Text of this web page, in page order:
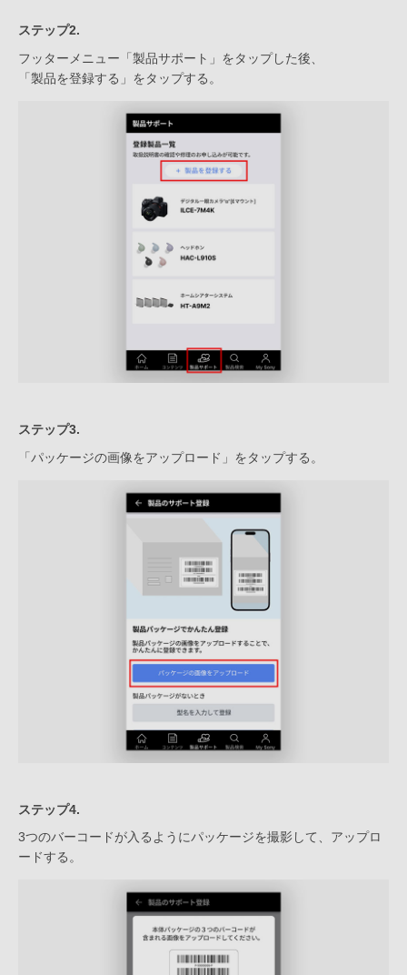
ステップ2.
フッターメニュー「製品サポート」をタップした後、
「製品を登録する」をタップする。
ステップ3.
「パッケージの画像をアップロード」をタップする。
ステップ4.
3つのバーコードが入るようにパッケージを撮影して、アップロ
ードする。